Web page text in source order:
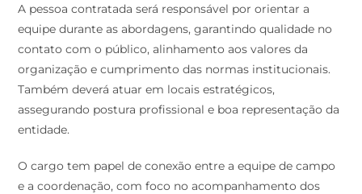
A pessoa contratada será responsável por orientar a
equipe durante as abordagens, garantindo qualidade no
contato com o público, alinhamento aos valores da
organização e cumprimento das normas institucionais.
Também deverá atuar em locais estratégicos,
assegurando postura profissional e boa representação da
entidade.
O cargo tem papel de conexão entre a equipe de campo
e a coordenação, com foco no acompanhamento dos